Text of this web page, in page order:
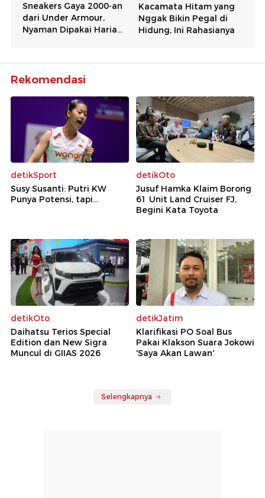
Rekomendasi
detikSport
Susy Susanti: Putri KW
Punya Potensi, tapi...
detikOto
Jusuf Hamka Klaim Borong
61 Unit Land Cruiser FJ,
Begini Kata Toyota
detikOto
Daihatsu Terios Special
Edition dan New Sigra
Muncul di GIIAS 2026
detikJatim
Klarifikasi PO Soal Bus
Pakai Klakson Suara Jokowi
'Saya Akan Lawan'
Selengkapnya